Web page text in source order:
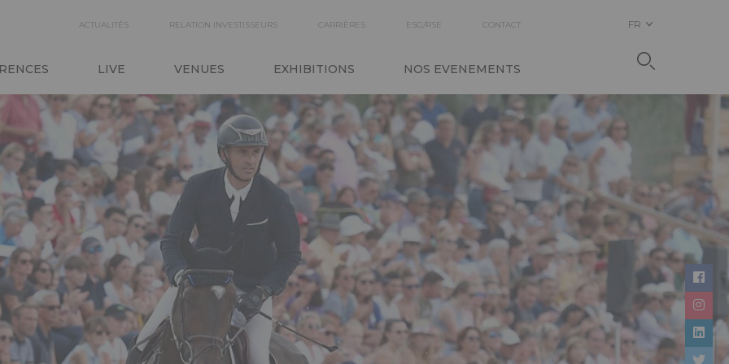
SECONDARY
NAVIGATION
ACTUALITÉS RELATION INVESTISSEURS CARRIÈRES ESG/RSE CONTACT
LIVE VENUES EXHIBITIONS NOS EVENEMENTS
FR